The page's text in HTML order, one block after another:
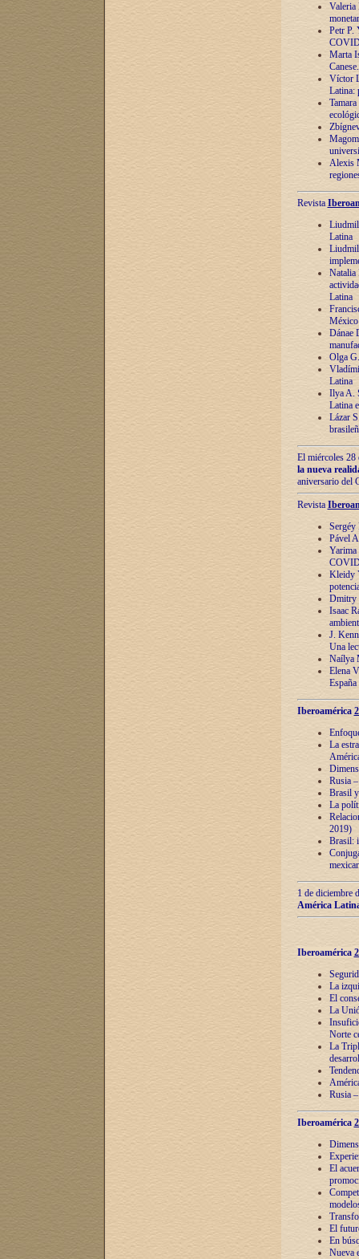
Valeria
Petr P.
Marta
Víctor
Latina:
Alexis
Revista
Latina
Natalia
Latina
México
Dánae
Olga
Latina
Ilya A.
Latina
Lázar
El miércoles 28
la nueva
aniversario del
Revista
Sergéy
Pável
Yarima
Kleidy
Dmitry
Isaac
J.
Una
Naílya
Elena
España
Iberoamérica
La
Rusia
Brasil
La
2019)
Brasil:
1 de diciembre
América
Iberoamérica
La
El
La
Norte
La
Rusia
Iberoamérica
El
El
En
Nueva